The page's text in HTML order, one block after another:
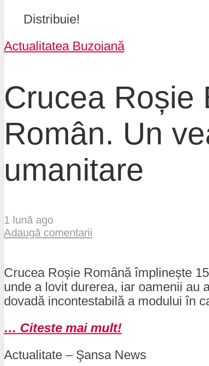
Distribuie!
Actualitatea Buzoiană
Crucea Roșie
Român. Un
umanitare
1 lună ago
Adaugă comentarii
Crucea Roșie Română împlinește
unde a lovit durerea, iar oamenii au
dovadă incontestabilă a modului în
… Citeste mai mult!
Actualitate – Şansa News